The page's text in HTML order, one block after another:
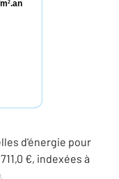
2.an
d'énergie pour
€, indexées à